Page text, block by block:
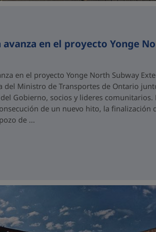
avanza en el proyecto Yonge
en el proyecto Yonge North Subway
del Ministro de Transportes de Ontario
Gobierno, socios y lideres comunitarios.
de un nuevo hito, la finalización
de ...